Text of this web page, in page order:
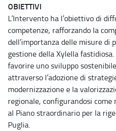
OBIETTIVI
L’Intervento ha l’obiettivo di
competenze, rafforzando la
dell’importanza delle misure di
gestione della Xylella
favorire uno sviluppo
attraverso l’adozione di
modernizzazione e la
regionale, configurandosi
al Piano straordinario per la
Puglia.